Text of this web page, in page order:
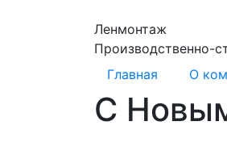
Ленмонтаж
Производственно-
Главная О
С